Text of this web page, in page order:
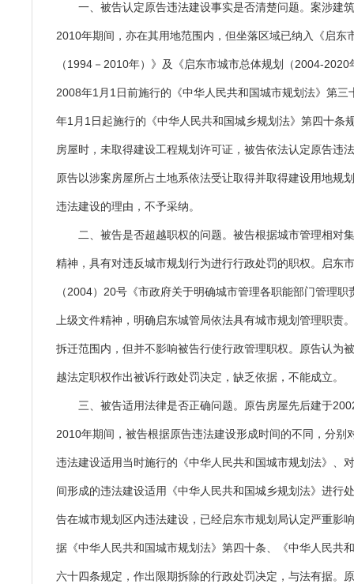
一、被告认定原告违法建设事实是否清楚问题。案涉建
2010年期间，亦在其用地范围内，但坐落区域已纳入《启东
（1994－2010年）》及《启东市城市总体规划（2004-
2008年1月1日前施行的《中华人民共和国城市规划法》第三
年1月1日起施行的《中华人民共和国城乡规划法》第四十条
房屋时，未取得建设工程规划许可证，被告依法认定原告违
原告以涉案房屋所占土地系依法受让取得并取得建设用地规
违法建设的理由，不予采纳。
二、被告是否超越职权的问题。被告根据城市管理相对
精神，具有对违反城市规划行为进行行政处罚的职权。启东
（2004）20号《市政府关于明确城市管理各职能部门管理
上级文件精神，明确启东城管局依法具有城市规划管理职责
拆迁范围内，但并不影响被告行使行政管理职权。原告认为
越法定职权作出被诉行政处罚决定，缺乏依据，不能成立。
三、被告适用法律是否正确问题。原告房屋先后建于
2010年期间，被告根据原告违法建设形成时间的不同，分别
违法建设适用当时施行的《中华人民共和国城市规划法》、
间形成的违法建设适用《中华人民共和国城乡规划法》进行
告在城市规划区内违法建设，已经启东市规划局认定严重影
据《中华人民共和国城市规划法》第四十条、《中华人民共
六十四条规定，作出限期拆除的行政处罚决定，与法有据。